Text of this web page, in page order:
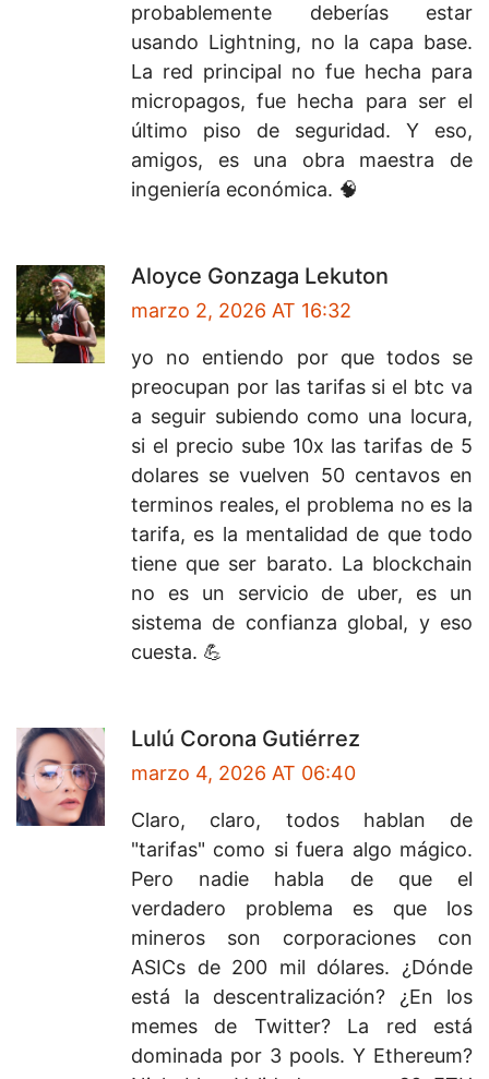
probablemente deberías estar
usando Lightning, no la capa base.
La red principal no fue hecha para
micropagos, fue hecha para ser el
último piso de seguridad. Y eso,
amigos, es una obra maestra de
ingeniería económica. 🧠
Aloyce Gonzaga Lekuton
marzo 2, 2026 AT 16:32
yo no entiendo por que todos se
preocupan por las tarifas si el btc va
a seguir subiendo como una locura,
si el precio sube 10x las tarifas de 5
dolares se vuelven 50 centavos en
terminos reales, el problema no es la
tarifa, es la mentalidad de que todo
tiene que ser barato. La blockchain
no es un servicio de uber, es un
sistema de confianza global, y eso
cuesta. 💪
Lulú Corona Gutiérrez
marzo 4, 2026 AT 06:40
Claro, claro, todos hablan de
"tarifas" como si fuera algo mágico.
Pero nadie habla de que el
verdadero problema es que los
mineros son corporaciones con
ASICs de 200 mil dólares. ¿Dónde
está la descentralización? ¿En los
memes de Twitter? La red está
dominada por 3 pools. Y Ethereum?